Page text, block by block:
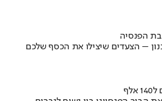
הפנסיה
– הצעדים שיצילו את הכסף שלכם